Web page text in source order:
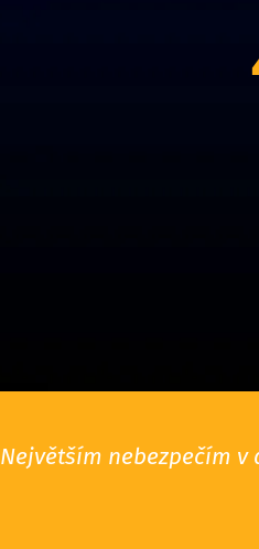
Největším nebezpečím